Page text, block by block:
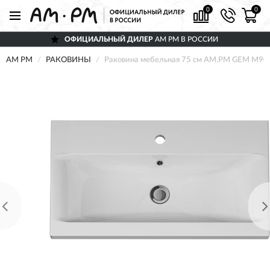
0 0
ОФИЦИАЛЬНЫЙ ДИЛЕР AM PM В РОССИИ
AM PM РАКОВИНЫ Раковина мебельная 75 см AM.PM GEM